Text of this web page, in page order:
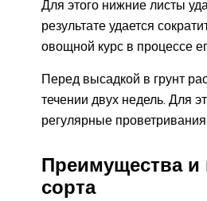
Для этого нижние листы
результате удается
овощной курс в процессе
Перед высадкой в грунт
течении двух недель. Для
регулярные
Преимущества и
сорта